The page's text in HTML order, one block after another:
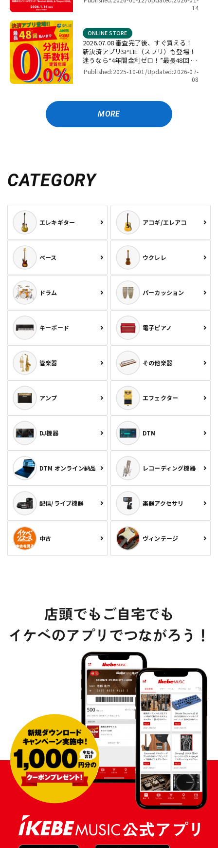
14
2026.07.08 審査完了後、すぐ買える！
新決済アプリSPLIE（スプリ）も登場！
迷うなら“4年間金利ゼロ！”最長48回 無
金利キャンペーン
ONLINE STORE
Published:2025-10-01/Updated:2026-07-
08
MORE
CATEGORY
エレキギター アコギ/エレアコ
ベース ウクレレ
ドラム パーカッション
キーボード 電子ピアノ
管楽器 その他楽器
アンプ エフェクター
DJ機器 DTM
DTM オンライン納品 レコーディング機器
配信/ライブ機器 楽器アクセサリ
中古 ヴィンテージ